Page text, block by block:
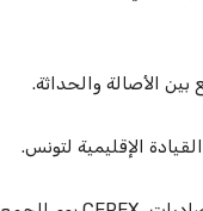
الأصالة والحداثة.
الإقليمية لتونس.